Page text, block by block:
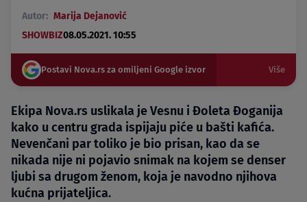
Autor: Marija Dejanović
SHOWBIZ08.05.2021. 10:55
Postavi Nova.rs za omiljeni Google izvor Više
Ekipa Nova.rs uslikala je Vesnu i Đoleta Đoganija
kako u centru grada ispijaju piće u bašti kafića.
Nevenčani par toliko je bio prisan, kao da se
nikada nije ni pojavio snimak na kojem se denser
ljubi sa drugom ženom, koja je navodno njihova
kućna prijateljica.